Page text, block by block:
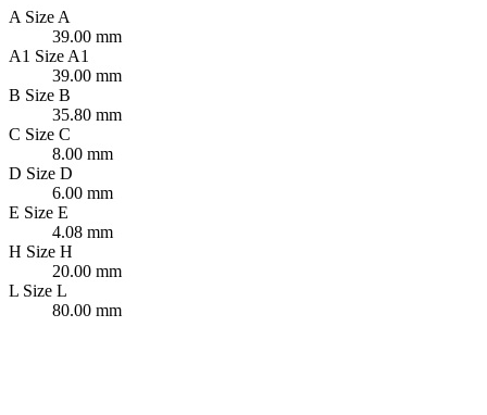
A Size A
39.00 mm
A1 Size A1
39.00 mm
B Size B
35.80 mm
C Size C
8.00 mm
D Size D
6.00 mm
E Size E
4.08 mm
H Size H
20.00 mm
L Size L
80.00 mm